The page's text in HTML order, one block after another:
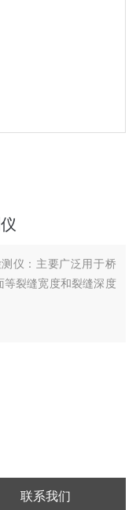
仪：主要广泛用于桥
裂缝宽度和裂缝深度
联系我们